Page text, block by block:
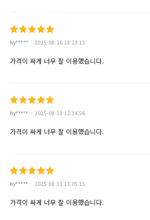
hy***** 2025-08-16 18:23:13
가격이 싸게 너무 잘 이용했습니다.
hy***** 2025-08-13 12:34:56
가격이 싸게 너무 잘 이용했습니다.
hy***** 2025-08-11 13:05:15
가격이 싸게 너무 잘 이용했습니다.